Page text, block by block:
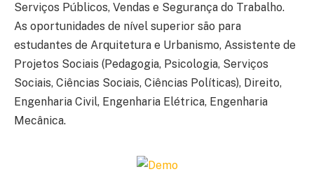
Serviços Públicos, Vendas e Segurança do Trabalho.
As oportunidades de nível superior são para
estudantes de Arquitetura e Urbanismo, Assistente de
Projetos Sociais (Pedagogia, Psicologia, Serviços
Sociais, Ciências Sociais, Ciências Políticas), Direito,
Engenharia Civil, Engenharia Elétrica, Engenharia
Mecânica.